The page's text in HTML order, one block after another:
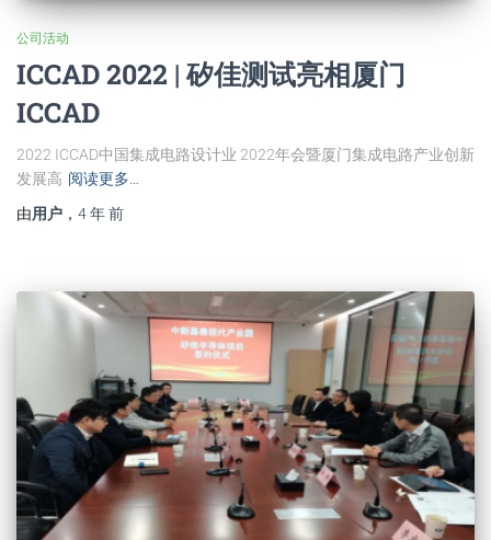
公司活动
ICCAD 2022 | 矽佳测试亮相厦门
ICCAD
2022 ICCAD中国集成电路设计业 2022年会暨厦门集成电路产业创新
发展高 阅读更多…
由用户 ， 4 年前